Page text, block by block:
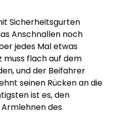
Sicherheitsgurten
Anschnallen noch
jedes Mal etwas
muss flach auf dem
und der Beifahrer
seinen Rücken an die
ist es, den
des